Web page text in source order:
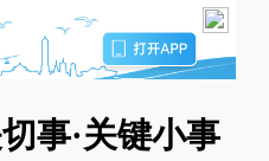
事·关键小事